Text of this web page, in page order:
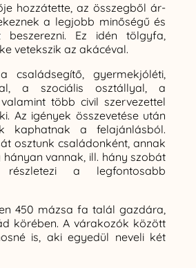
hozzátette, az összegből ár-
a legjobb minőségű és
beszerezni. Ez idén tölgyfa,
vetekszik az akácéval.
családsegítő, gyermekjóléti,
a szociális osztállyal, a
több civil szervezettel
Az igények összevetése után
kaphatnak a felajánlásból.
osztunk családonként, annak
vannak, ill. hány szobát
a legfontosabb
450 mázsa fa talál gazdára,
körében. A várakozók között
is, aki egyedül neveli két